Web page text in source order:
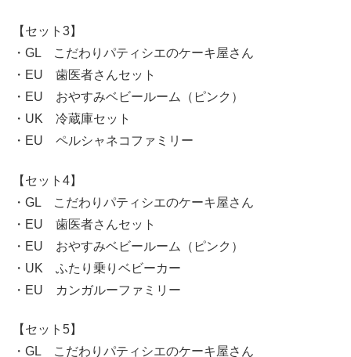
【セット3】
・GL こだわりパティシエのケーキ屋さん
・EU 歯医者さんセット
・EU おやすみベビールーム（ピンク）
・UK 冷蔵庫セット
・EU ペルシャネコファミリー
【セット4】
・GL こだわりパティシエのケーキ屋さん
・EU 歯医者さんセット
・EU おやすみベビールーム（ピンク）
・UK ふたり乗りベビーカー
・EU カンガルーファミリー
【セット5】
・GL こだわりパティシエのケーキ屋さん